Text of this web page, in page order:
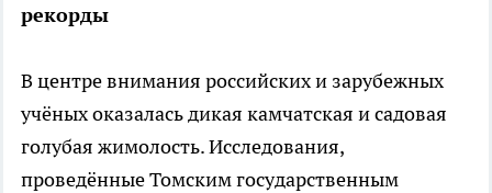
рекорды
В центре внимания российских и зарубежных
учёных оказалась дикая камчатская и садовая
голубая жимолость. Исследования,
проведённые Томским государственным